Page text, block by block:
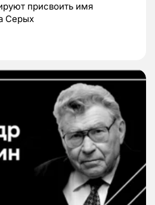
присвоить имя
Серых